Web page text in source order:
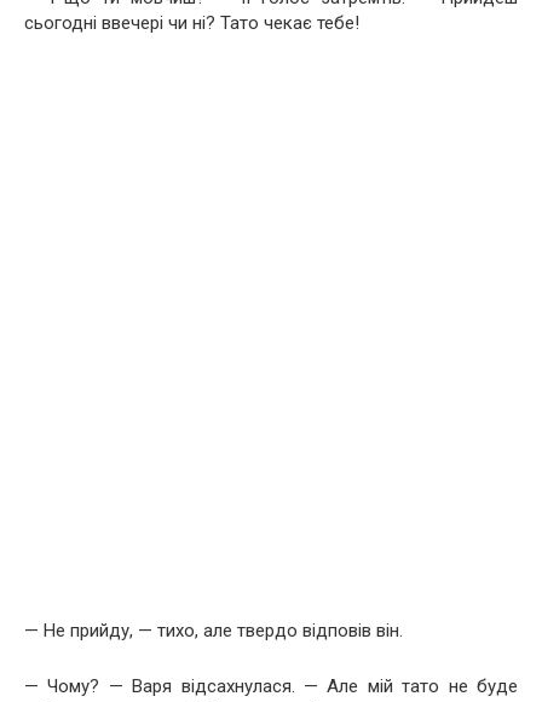
сьогодні ввечері чи ні? Тато чекає тебе!
— Не прийду, — тихо, але твердо відповів він.
— Чому? — Варя відсахнулася. — Але мій тато не буде